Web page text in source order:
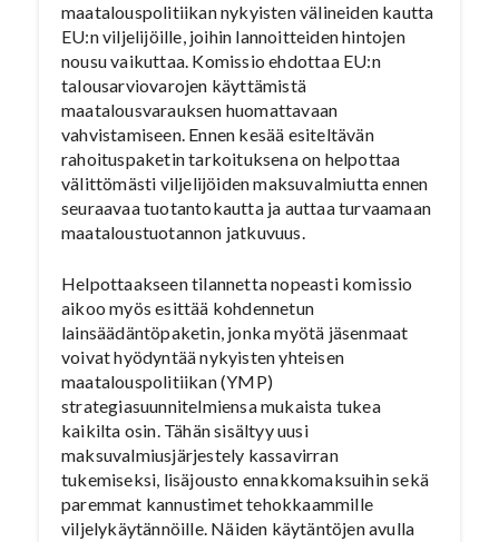
maatalouspolitiikan nykyisten välineiden kautta
EU:n viljelijöille, joihin lannoitteiden hintojen
nousu vaikuttaa. Komissio ehdottaa EU:n
talousarviovarojen käyttämistä
maatalousvarauksen huomattavaan
vahvistamiseen. Ennen kesää esiteltävän
rahoituspaketin tarkoituksena on helpottaa
välittömästi viljelijöiden maksuvalmiutta ennen
seuraavaa tuotantokautta ja auttaa turvaamaan
maataloustuotannon jatkuvuus.
Helpottaakseen tilannetta nopeasti komissio
aikoo myös esittää kohdennetun
lainsäädäntöpaketin, jonka myötä jäsenmaat
voivat hyödyntää nykyisten yhteisen
maatalouspolitiikan (YMP)
strategiasuunnitelmiensa mukaista tukea
kaikilta osin. Tähän sisältyy uusi
maksuvalmiusjärjestely kassavirran
tukemiseksi, lisäjousto ennakkomaksuihin sekä
paremmat kannustimet tehokkaammille
viljelykäytännöille. Näiden käytäntöjen avulla